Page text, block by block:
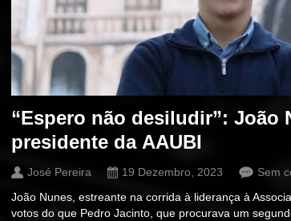
“Espero não desiludir”: João
presidente da AAUBI
José Pereira 19 Dezembro, 2023
Sem
João Nunes, estreante na corrida à liderança à
votos do que Pedro Jacinto, que procurava um